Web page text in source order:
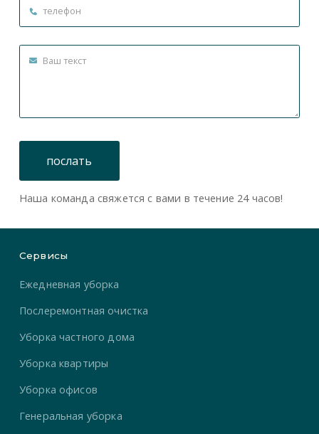
Наша команда свяжется с вами в течение 24 часов!
Сервисы
Ежедневная уборка
Послеремонтная очистка
Уборка частного дома
Уборка квартиры
Уборка офисов
Генеральная уборка